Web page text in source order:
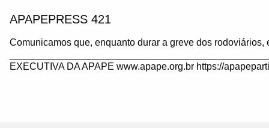
APAPEPRESS 421
Comunicamos que, enquanto durar a greve dos
EXECUTIVA DA APAPE www.apape.org.br https://